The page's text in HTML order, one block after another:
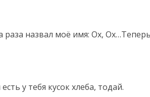
раза назвал моё имя: Ох,
у тебя кусок хлеба, тодай.